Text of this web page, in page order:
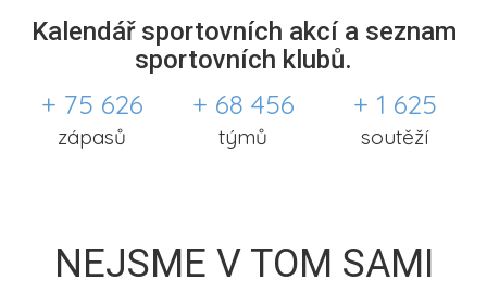
Kalendář sportovních akcí a seznam
sportovních klubů.
+ 75 626
zápasů
+ 68 456
týmů
+ 1 625
soutěží
NEJSME V TOM SAMI